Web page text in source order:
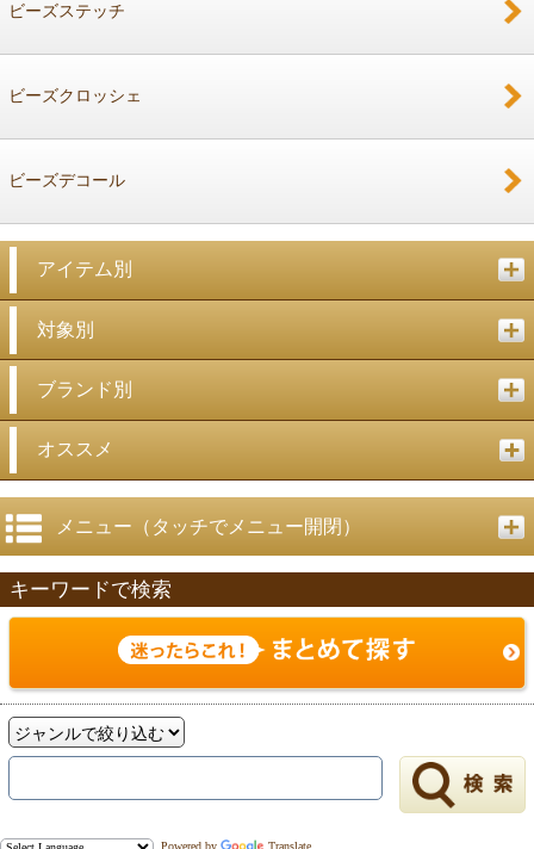
ビーズステッチ
ビーズクロッシェ
ビーズデコール
アイテム別
対象別
ブランド別
オススメ
メニュー（タッチでメニュー開閉）
キーワードで検索
Powered by Translate